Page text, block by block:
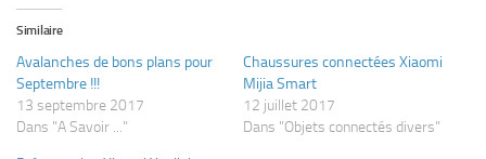
Similaire
Avalanches de bons plans pour
Septembre !!!
13 septembre 2017
Dans "A Savoir ..."
Chaussures connectées Xiaomi
Mijia Smart
12 juillet 2017
Dans "Objets connectés divers"